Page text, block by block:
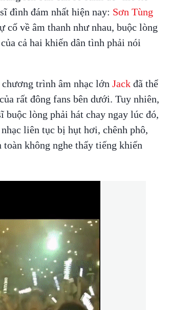
đình đám nhất hiện nay: Sơn Tùng
cố về âm thanh như nhau, buộc lòng
cả hai khiến dân tình phải nói
trình âm nhạc lớn Jackđã thể
rất đông fans bên dưới. Tuy nhiên,
buộc lòng phải hát chay ngay lúc đó,
liên tục bị hụt hơi, chênh phô,
không nghe thấy tiếng khiến